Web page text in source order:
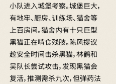
小队进入城堡考察。城堡巨大，
有地牢、厨房、训练场、猫舍等
上百房间。猫舍内有十只巨型
黑猫正在啃食残肢。陈风提议
趁安全时间击杀黑猫，林鹤和
吴队长尝试攻击，发现黑猫会
复活，推测需杀九次，但弹药法